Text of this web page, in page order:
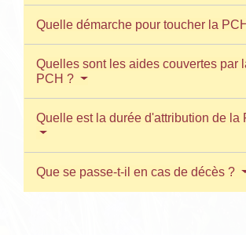
Quelle démarche pour toucher la
Quelles sont les aides couvertes par
PCH ?
Quelle est la durée d'attribution de la
Que se passe-t-il en cas de décès ?